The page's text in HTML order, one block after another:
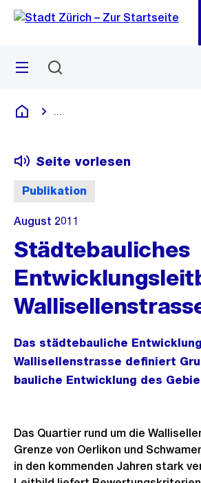
Navigation
Sprunglink
Menü
Deutsch
Publikation
Seite vorlesen
August 2011
Städtebauliches
Das städtebauliche
Wallisellenstrasse definiert
bauliche Entwicklung des
Das Quartier rund um die
Grenze von Oerlikon und
in den kommenden Jahren stark